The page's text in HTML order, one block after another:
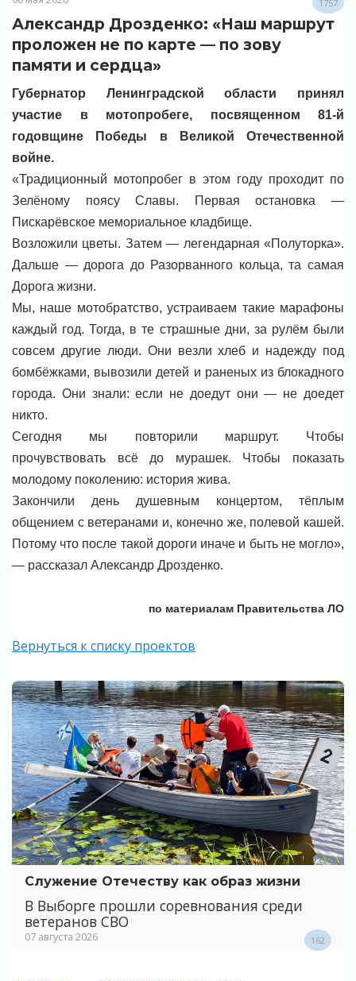
1757
Александр Дрозденко: «Наш маршрут
проложен не по карте — по зову
памяти и сердца»
Губернатор Ленинградской области принял
участие в мотопробеге, посвященном 81-й
годовщине Победы в Великой Отечественной
войне.
«Традиционный мотопробег в этом году проходит по
Зелёному поясу Славы. Первая остановка —
Пискарёвское мемориальное кладбище.
Возложили цветы. Затем — легендарная «Полуторка».
Дальше — дорога до Разорванного кольца, та самая
Дорога жизни.
Мы, наше мотобратство, устраиваем такие марафоны
каждый год. Тогда, в те страшные дни, за рулём были
совсем другие люди. Они везли хлеб и надежду под
бомбёжками, вывозили детей и раненых из блокадного
города. Они знали: если не доедут они — не доедет
никто.
Сегодня мы повторили маршрут. Чтобы
прочувствовать всё до мурашек. Чтобы показать
молодому поколению: история жива.
Закончили день душевным концертом, тёплым
общением с ветеранами и, конечно же, полевой кашей.
Потому что после такой дороги иначе и быть не могло»,
— рассказал Александр Дрозденко.
по материалам Правительства ЛО
Вернуться к списку проектов
Служение Отечеству как образ жизни
В Выборге прошли соревнования среди
ветеранов СВО
07 августа 2026 162